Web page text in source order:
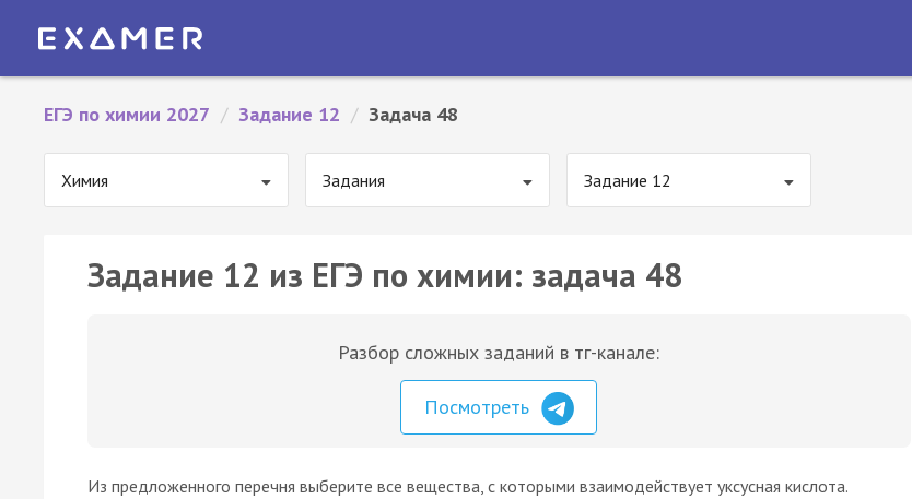
ЕГЭ по химии 2027 / Задание 12 / Задача 48
Химия Задания Задание 12
Задание 12 из ЕГЭ по химии: задача 48
Разбор сложных заданий в тг-канале:
Посмотреть
Из предложенного перечня выберите все вещества, с которыми взаимодействует уксусная кислота.